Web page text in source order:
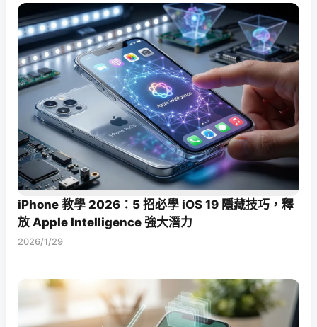
iPhone 教學 2026：5 招必學 iOS 19 隱藏技巧，釋
放 Apple Intelligence 強大潛力
2026/1/29